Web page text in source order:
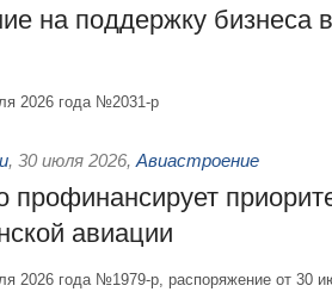
на поддержку бизнеса
2026 года №2031-р
, 30 июля 2026, Авиастроение
профинансирует
авиации
2026 года №1979-р, распоряжение от 30